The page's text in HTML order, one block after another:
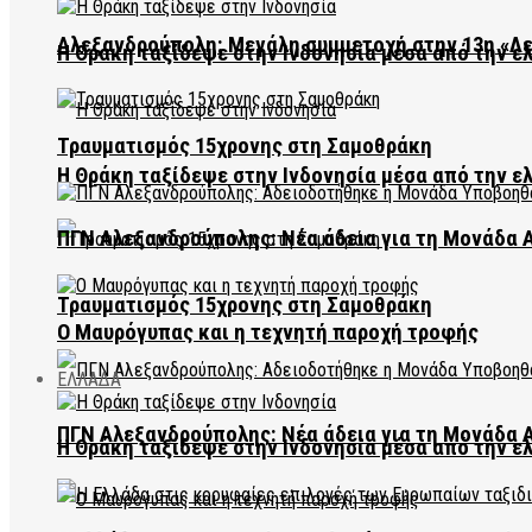
Αλεξανδρούπολη: Μεγάλη συμμετοχή στην 13η
Η Θράκη ταξίδεψε στην Ινδονησία μέσα από την
Τραυματισμός 15χρονης στη Σαμοθράκη
ΠΓΝ Αλεξανδρούπολης: Νέα άδεια για τη Μονάδα
Η Θράκη ταξίδεψε στην Ινδονησία μέσα από την
Τραυματισμός 15χρονης στη Σαμοθράκη
ΠΓΝ Αλεξανδρούπολης: Νέα άδεια για τη Μονάδα
Ο Μαυρόγυπας και η τεχνητή παροχή τροφής
ΕΛΛΑΔΑ
Η Θράκη ταξίδεψε στην Ινδονησία μέσα από την